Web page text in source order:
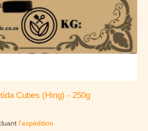
Cubes (Hing) - 250g
l'expédition